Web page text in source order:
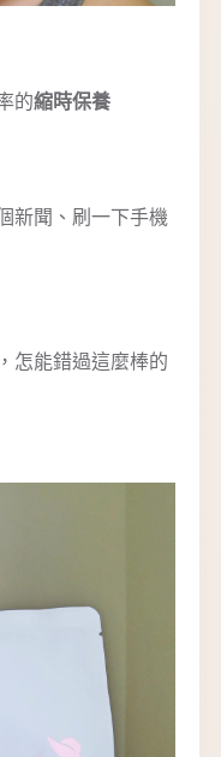
的縮時保養
新聞、刷一下手機
怎能錯過這麼棒的